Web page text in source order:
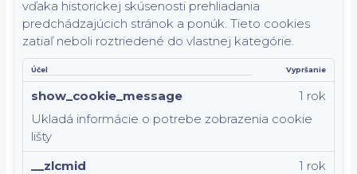
vďaka historickej skúsenosti prehliadania
predchádzajúcich stránok a ponúk. Tieto cookies
zatiaľ neboli roztriedené do vlastnej kategórie.
Účel Vypršanie
show_cookie_message
Ukladá informácie o potrebe zobrazenia cookie
lišty
1 rok
__zlcmid
1 rok